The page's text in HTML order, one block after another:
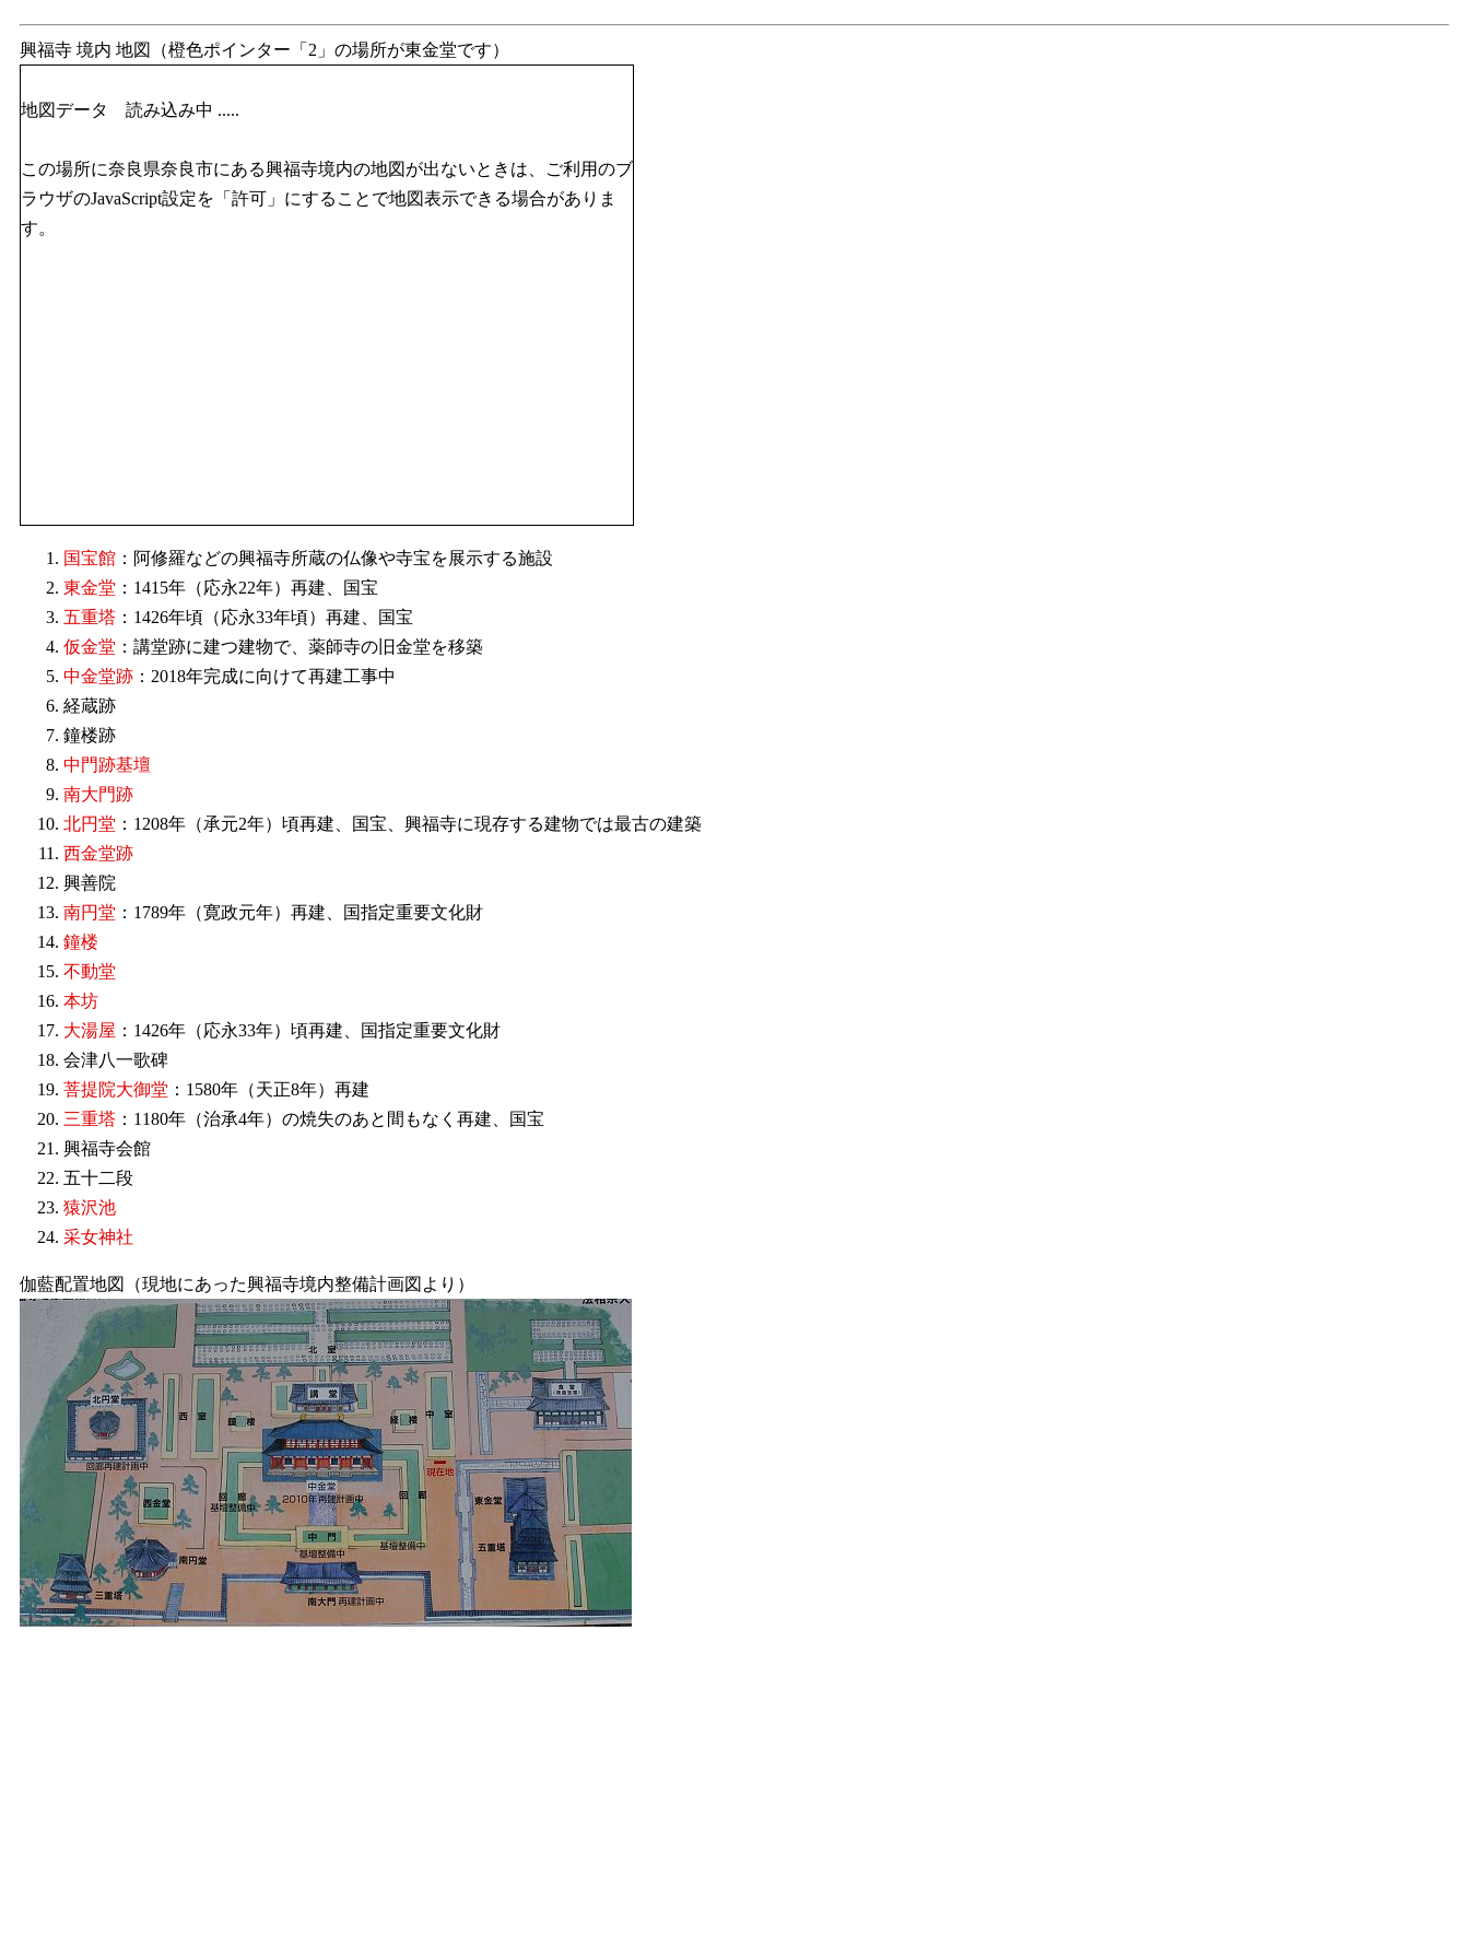
興福寺 境内 地図（橙色ポインター「2」の場所が東金堂です）
地図データ 読み込み中 .....
この場所に奈良県奈良市にある興福寺境内の地図が出ないときは、ご利用のブ
ラウザのJavaScript設定を「許可」にすることで地図表示できる場合がありま
す。
国宝館 ：阿修羅などの興福寺所蔵の仏像や寺宝を展示する施設
東金堂 ：1415年（応永22年）再建、国宝
五重塔 ：1426年頃（応永33年頃）再建、国宝
仮金堂 ：講堂跡に建つ建物で、薬師寺の旧金堂を移築
中金堂跡 ：2018年完成に向けて再建工事中
経蔵跡
鐘楼跡
中門跡基壇
南大門跡
北円堂 ：1208年（承元2年）頃再建、国宝、興福寺に現存する建物では最古の建築
西金堂跡
興善院
南円堂 ：1789年（寛政元年）再建、国指定重要文化財
鐘楼
不動堂
本坊
大湯屋 ：1426年（応永33年）頃再建、国指定重要文化財
会津八一歌碑
菩提院大御堂 ：1580年（天正8年）再建
三重塔 ：1180年（治承4年）の焼失のあと間もなく再建、国宝
興福寺会館
五十二段
猿沢池
采女神社
伽藍配置地図（現地にあった興福寺境内整備計画図より）